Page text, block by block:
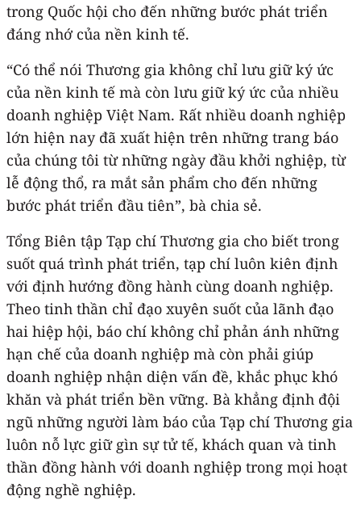
trong Quốc hội cho đến những bước phát triển
đáng nhớ của nền kinh tế.
“Có thể nói Thương gia không chỉ lưu giữ ký ức
của nền kinh tế mà còn lưu giữ ký ức của nhiều
doanh nghiệp Việt Nam. Rất nhiều doanh nghiệp
lớn hiện nay đã xuất hiện trên những trang báo
của chúng tôi từ những ngày đầu khởi nghiệp, từ
lễ động thổ, ra mắt sản phẩm cho đến những
bước phát triển đầu tiên”, bà chia sẻ.
Tổng Biên tập Tạp chí Thương gia cho biết trong
suốt quá trình phát triển, tạp chí luôn kiên định
với định hướng đồng hành cùng doanh nghiệp.
Theo tinh thần chỉ đạo xuyên suốt của lãnh đạo
hai hiệp hội, báo chí không chỉ phản ánh những
hạn chế của doanh nghiệp mà còn phải giúp
doanh nghiệp nhận diện vấn đề, khắc phục khó
khăn và phát triển bền vững. Bà khẳng định đội
ngũ những người làm báo của Tạp chí Thương gia
luôn nỗ lực giữ gìn sự tử tế, khách quan và tinh
thần đồng hành với doanh nghiệp trong mọi hoạt
động nghề nghiệp.